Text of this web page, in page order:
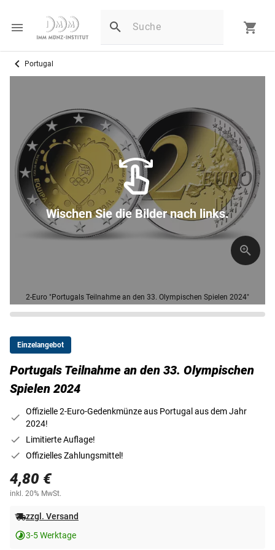
Portugal
2-Euro "Portugals Teilnahme an den 33. Olympischen Spielen 2024"
Wischen Sie die Bilder nach links.
Einzelangebot
Portugals Teilnahme an den 33. Olympischen
Spielen 2024
Offizielle 2-Euro-Gedenkmünze aus Portugal aus dem Jahr
2024!
Limitierte Auflage!
Offizielles Zahlungsmittel!
4,80 €
inkl. 20% MwSt.
zzgl. Versand
3-5 Werktage